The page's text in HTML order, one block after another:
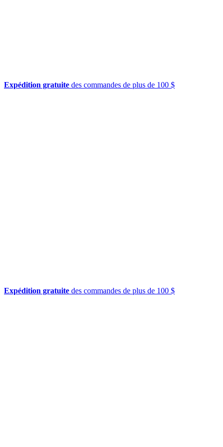
Expédition gratuite des commandes de plus de 100 $
Expédition gratuite des commandes de plus de 100 $